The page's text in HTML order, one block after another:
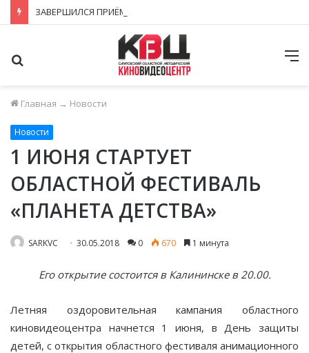
Главная → Новости
Новости
1 ИЮНЯ СТАРТУЕТ
ОБЛАСТНОЙ ФЕСТИВАЛЬ
«ПЛАНЕТА ДЕТСТВА»
SARKVC 30.05.2018 0 670 1 минута
Его открытие состоится в Калининске в 20.00.
Летняя оздоровительная кампания областного
киновидеоцентра начнется 1 июня, в День защиты
детей, с открытия областного фестиваля анимационного